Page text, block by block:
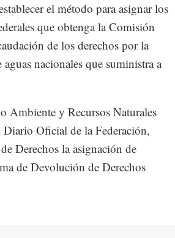
el método para asignar los
que obtenga la Comisión
de los derechos por la
nacionales que suministra a
Ambiente y Recursos Naturales
Diario Oficial de la Federación,
Derechos la asignación de
de Devolución de Derechos